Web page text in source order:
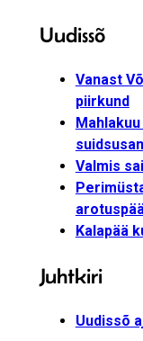
Uudissõ
Vanast
piirkund
Valmis
Kalapää
Juhtkiri
Uudissõ